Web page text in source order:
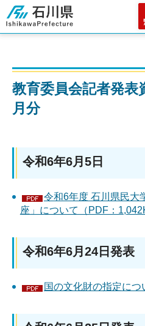
石川県
教育委員会記者発表
月分
令和6年6月5日
令和6年度 石川県民大
座」について（PDF：
令和6年6月24日発表
国の文化財の指定につ